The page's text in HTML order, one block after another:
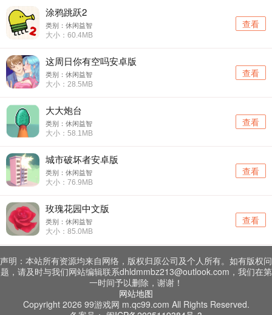
涂鸦跳跃2
类别：休闲益智
大小：60.4MB
查看
这周日你有空吗安卓版
类别：休闲益智
大小：28.5MB
查看
大大炮台
类别：休闲益智
大小：58.1MB
查看
城市破坏者安卓版
类别：休闲益智
大小：76.9MB
查看
玫瑰花园中文版
类别：休闲益智
大小：85.0MB
查看
声明：本站所有资源均来自网络，版权归原公司及个人所有。如有版权问
题，请及时与我们网站编辑联系dhldmmbz213@outlook.com，我们在第
一时间予以删除，谢谢！
网站地图
Copyright 2026 99游戏网 m.qc99.com All Rights Reserved.